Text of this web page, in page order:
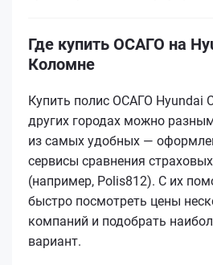
Где купить ОСАГО на
Коломне
Купить полис ОСАГО Hyundai
других городах можно
из самых удобных —
сервисы сравнения
(например, Polis812). С их
быстро посмотреть цены
компаний и подобрать
вариант.